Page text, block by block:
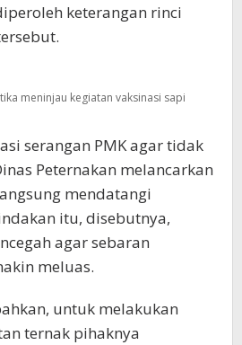
keterangan rinci
meninjau kegiatan vaksinasi sapi
serangan PMK agar tidak
Peternakan melancarkan
mendatangi
itu, disebutnya,
agar sebaran
meluas.
untuk melakukan
ternak pihaknya